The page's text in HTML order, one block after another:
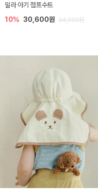
밀라 아기 점프수트
10% 30,600원 34,000원